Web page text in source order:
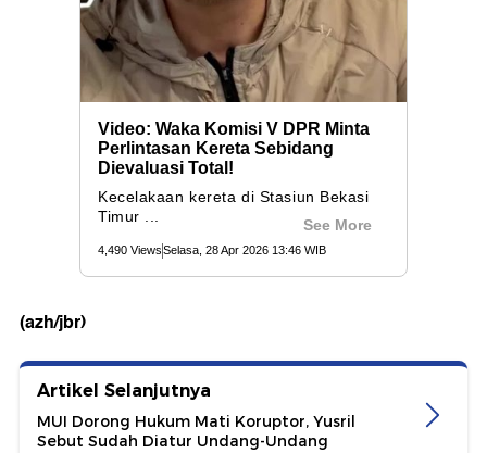
(azh/jbr)
Artikel Selanjutnya
MUI Dorong Hukum Mati Koruptor, Yusril
Sebut Sudah Diatur Undang-Undang